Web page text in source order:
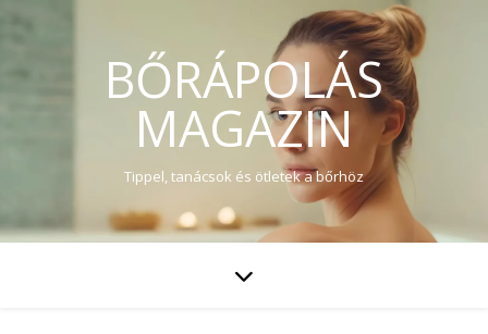
BŐRÁPOLÁS
MAGAZIN
Tippel, tanácsok és ötletek a bőrhöz